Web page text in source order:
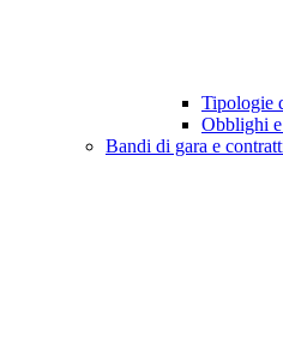
Tipologie
Obblighi
Bandi di gara e